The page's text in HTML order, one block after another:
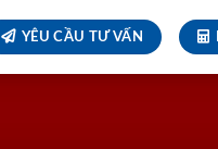
YÊU CẦU TƯ VẤN